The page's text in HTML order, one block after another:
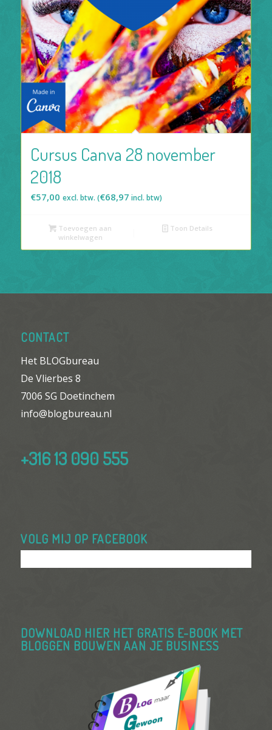
Cursus Canva 28 november
2018
€57,00 excl. btw. (€68,97 incl. btw)
Toevoegen aan
winkelwagen
Toon Details
CONTACT
Het BLOGbureau
De Vlierbes 8
7006 SG Doetinchem
info@blogbureau.nl
+316 13 090 555
VOLG MIJ OP FACEBOOK
DOWNLOAD HIER HET GRATIS E-BOOK MET
BLOGGEN BOUWEN AAN JE BUSINESS